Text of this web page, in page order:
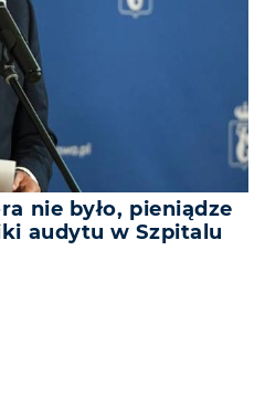
nie było, pieniądze
audytu w Szpitalu